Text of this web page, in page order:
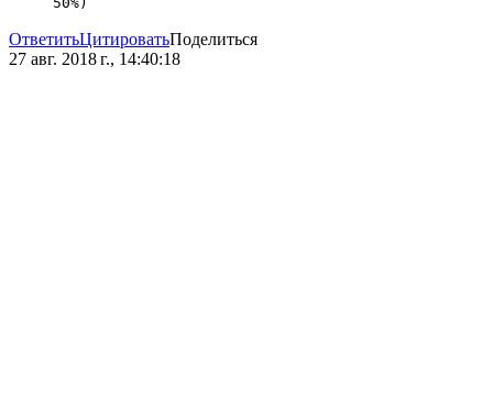
ОтветитьЦитироватьПоделиться
27 авг. 2018 г., 14:40:18